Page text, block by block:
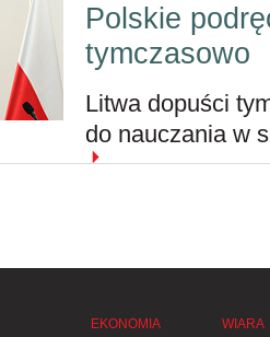
Polskie
tymczasowo
Litwa dopuści
do nauczania w
EKONOMIA
WIARA